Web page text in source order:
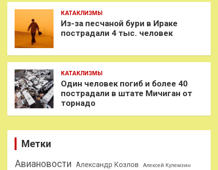
КАТАКЛИЗМЫ
Из-за песчаной бури в Ираке
пострадали 4 тыс. человек
КАТАКЛИЗМЫ
Один человек погиб и более 40
пострадали в штате Мичиган от
торнадо
Метки
Авиановости Александр Козлов
Алексей Кулемзин